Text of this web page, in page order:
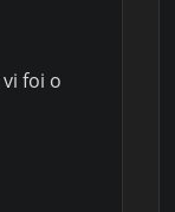
foi o